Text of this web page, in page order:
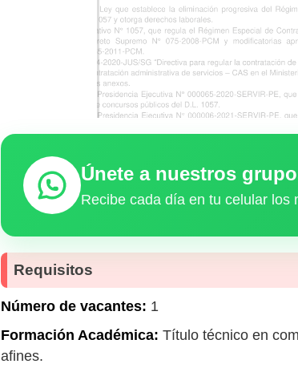
Únete a nuestros
Recibe cada día en tu celular los
Requisitos
Número de vacantes: 1
Formación Académica: Título técnico en
afines.